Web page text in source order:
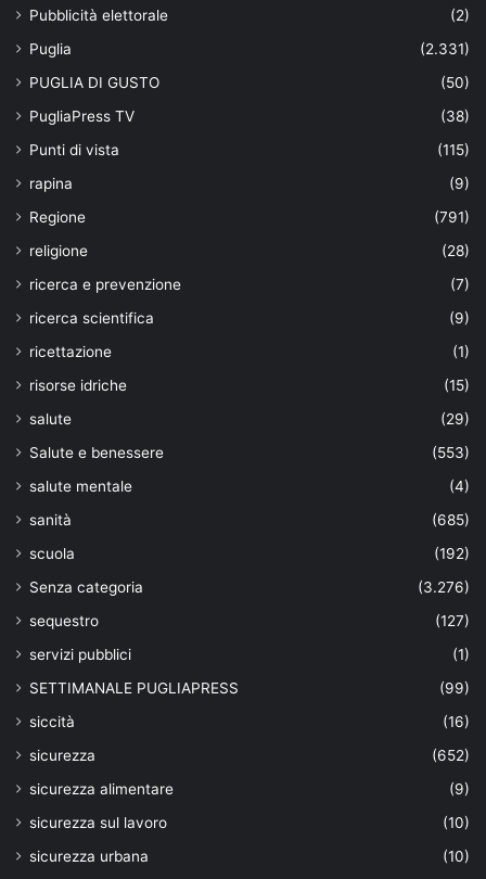
Pubblicità elettorale
(2)
Puglia
(2.331)
PUGLIA DI GUSTO
(50)
PugliaPress TV
(38)
Punti di vista
(115)
rapina
(9)
Regione
(791)
religione
(28)
ricerca e prevenzione
(7)
ricerca scientifica
(9)
ricettazione
(1)
risorse idriche
(15)
salute
(29)
Salute e benessere
(553)
salute mentale
(4)
sanità
(685)
scuola
(192)
Senza categoria
(3.276)
sequestro
(127)
servizi pubblici
(1)
SETTIMANALE PUGLIAPRESS
(99)
siccità
(16)
sicurezza
(652)
sicurezza alimentare
(9)
sicurezza sul lavoro
(10)
sicurezza urbana
(10)